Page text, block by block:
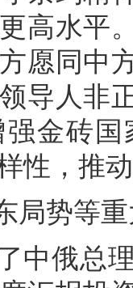
高水平
愿同中
导人非
金砖
性，推
局势等
中俄总